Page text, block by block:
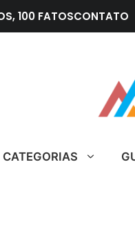
100 FATOSCONTATO
CATEGORIAS